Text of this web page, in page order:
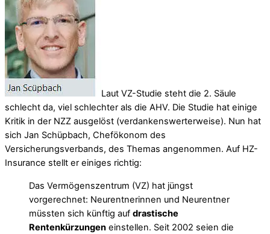
Laut VZ-Studie steht die 2. Säule
schlecht da, viel schlechter als die AHV. Die Studie hat einige
Kritik in der NZZ ausgelöst (verdankenswerterweise). Nun hat
sich Jan Schüpbach, Chefökonom des
Versicherungsverbands, des Themas angenommen. Auf HZ-
Insurance stellt er einiges richtig:
Das Vermögenszentrum (VZ) hat jüngst
vorgerechnet: Neurentnerinnen und Neurentner
müssten sich künftig auf drastische
Rentenkürzungen einstellen. Seit 2002 seien die